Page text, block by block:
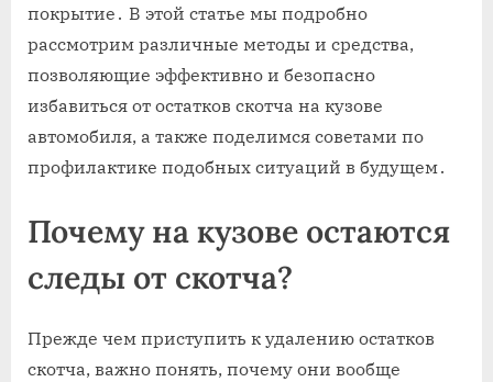
покрытие․ В этой статье мы подробно
рассмотрим различные методы и средства‚
позволяющие эффективно и безопасно
избавиться от остатков скотча на кузове
автомобиля‚ а также поделимся советами по
профилактике подобных ситуаций в будущем․
Почему на кузове остаются
следы от скотча?
Прежде чем приступить к удалению остатков
скотча‚ важно понять‚ почему они вообще